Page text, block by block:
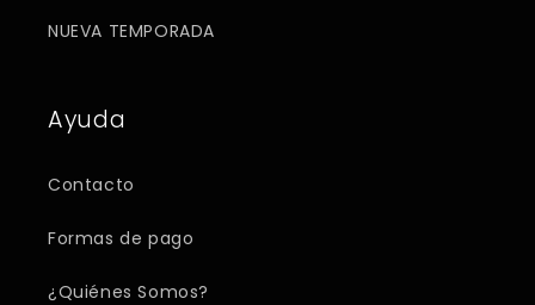
NUEVA TEMPORADA
Ayuda
Contacto
Formas de pago
¿Quiénes Somos?